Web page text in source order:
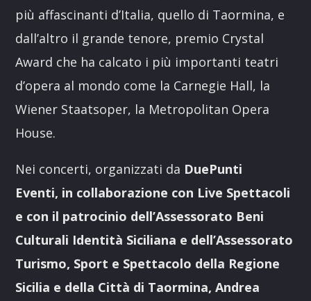
più affascinanti d’Italia, quello di Taormina, e
dall’altro il grande tenore, premio Crystal
Award che ha calcato i più importanti teatri
d’opera al mondo come la Carnegie Hall, la
Wiener Staatsoper, la Metropolitan Opera
House.
Nei concerti, organizzati da DuePunti
Eventi, in collaborazione con Live Spettacoli
e con il patrocinio dell’Assessorato Beni
Culturali Identità Siciliana e dell’Assessorato
Turismo, Sport e Spettacolo della Regione
Sicilia e della Città di Taormina, Andrea